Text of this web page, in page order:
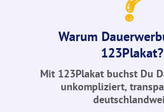
Warum
123Plakat?
Mit 123Plakat buchst Du
unkompliziert,